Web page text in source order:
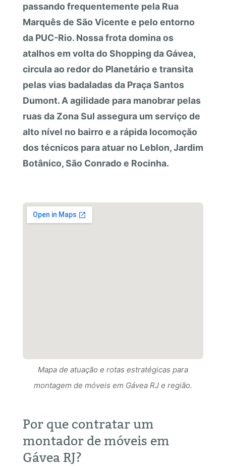
passando frequentemente pela Rua
Marquês de São Vicente e pelo entorno
da PUC-Rio. Nossa frota domina os
atalhos em volta do Shopping da Gávea,
circula ao redor do Planetário e transita
pelas vias badaladas da Praça Santos
Dumont. A agilidade para manobrar pelas
ruas da Zona Sul assegura um serviço de
alto nível no bairro e a rápida locomoção
dos técnicos para atuar no Leblon, Jardim
Botânico, São Conrado e Rocinha.
Mapa de atuação e rotas estratégicas para
Mapa de atuação e rotas estratégicas para
Mapa de atuação e rotas estratégicas para
montagem de móveis em Gávea RJ e região.
Por que contratar um
montador de móveis em
Gávea RJ?